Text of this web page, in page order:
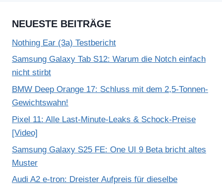
NEUESTE BEITRÄGE
Nothing Ear (3a) Testbericht
Samsung Galaxy Tab S12: Warum die Notch einfach
nicht stirbt
BMW Deep Orange 17: Schluss mit dem 2,5-Tonnen-
Gewichtswahn!
Pixel 11: Alle Last-Minute-Leaks & Schock-Preise
[Video]
Samsung Galaxy S25 FE: One UI 9 Beta bricht altes
Muster
Audi A2 e-tron: Dreister Aufpreis für dieselbe